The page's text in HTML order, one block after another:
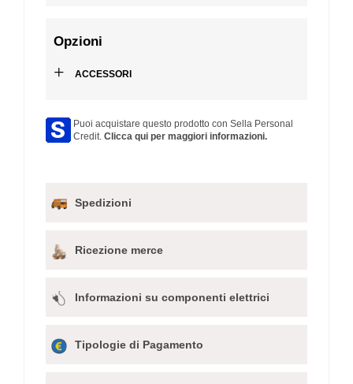
Opzioni
+ ACCESSORI
Puoi acquistare questo prodotto con Sella Personal
Credit. Clicca qui per maggiori informazioni.
Spedizioni
Ricezione merce
Informazioni su componenti elettrici
Tipologie di Pagamento